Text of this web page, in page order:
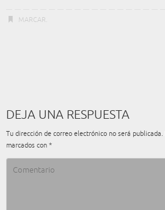
MARCAR.
DEJA UNA RESPUESTA
Tu dirección de correo electrónico no será publicada.
marcados con *